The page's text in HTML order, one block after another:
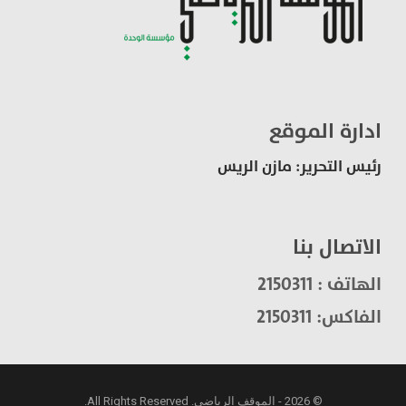
ادارة الموقع
رئيس التحرير: مازن الريس
الاتصال بنا
الهاتف : 2150311
الفاكس: 2150311
© 2026 - الموقف الرياضي. All Rights Reserved.